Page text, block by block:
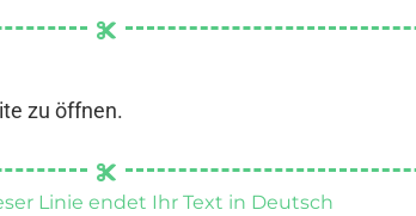
zu öffnen.
Linie endet Ihr Text in Deutsch